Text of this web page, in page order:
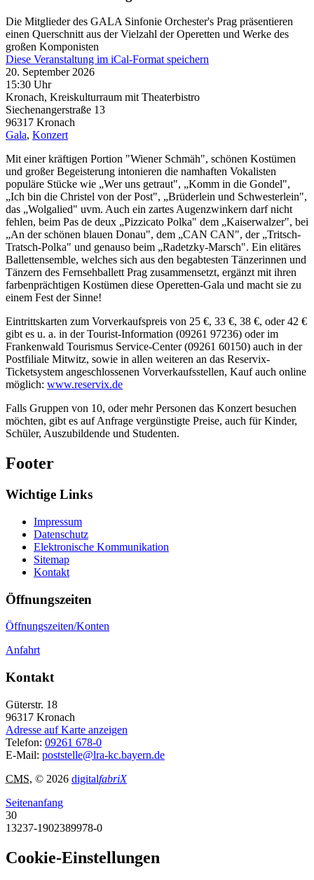
Die Mitglieder des GALA Sinfonie Orchester's Prag präsentieren
einen Querschnitt aus der Vielzahl der Operetten und Werke des
großen Komponisten
Diese Veranstaltung im iCal-Format speichern
20. September 2026
15:30 Uhr
Kronach, Kreiskulturraum mit Theaterbistro
Siechenangerstraße 13
96317 Kronach
Gala, Konzert
Mit einer kräftigen Portion "Wiener Schmäh", schönen Kostümen
und großer Begeisterung intonieren die namhaften Vokalisten
populäre Stücke wie „Wer uns getraut", „Komm in die Gondel",
„Ich bin die Christel von der Post", „Brüderlein und Schwesterlein",
das „Wolgalied" uvm. Auch ein zartes Augenzwinkern darf nicht
fehlen, beim Pas de deux „Pizzicato Polka" dem „Kaiserwalzer", bei
„An der schönen blauen Donau", dem „CAN CAN", der „Tritsch-
Tratsch-Polka" und genauso beim „Radetzky-Marsch". Ein elitäres
Ballettensemble, welches sich aus den begabtesten Tänzerinnen und
Tänzern des Fernsehballett Prag zusammensetzt, ergänzt mit ihren
farbenprächtigen Kostümen diese Operetten-Gala und macht sie zu
einem Fest der Sinne!
Eintrittskarten zum Vorverkaufspreis von 25 €, 33 €, 38 €, oder 42 €
gibt es u. a. in der Tourist-Information (09261 97236) oder im
Frankenwald Tourismus Service-Center (09261 60150) auch in der
Postfiliale Mitwitz, sowie in allen weiteren an das Reservix-
Ticketsystem angeschlossenen Vorverkaufsstellen, Kauf auch online
möglich: www.reservix.de
Falls Gruppen von 10, oder mehr Personen das Konzert besuchen
möchten, gibt es auf Anfrage vergünstigte Preise, auch für Kinder,
Schüler, Auszubildende und Studenten.
Footer
Wichtige Links
Impressum
Datenschutz
Elektronische Kommunikation
Sitemap
Kontakt
Öffnungszeiten
Öffnungszeiten/Konten
Anfahrt
Kontakt
Güterstr. 18
96317 Kronach
Adresse auf Karte anzeigen
Telefon: 09261 678-0
E-Mail: poststelle@lra-kc.bayern.de
CMS, © 2026 digitalfabriX
Seitenanfang
30
13237-1902389978-0
Cookie-Einstellungen